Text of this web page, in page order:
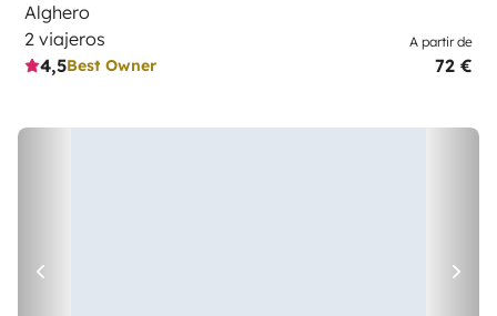
Alghero
2 viajeros
4,5Best Owner
A partir de
72 €